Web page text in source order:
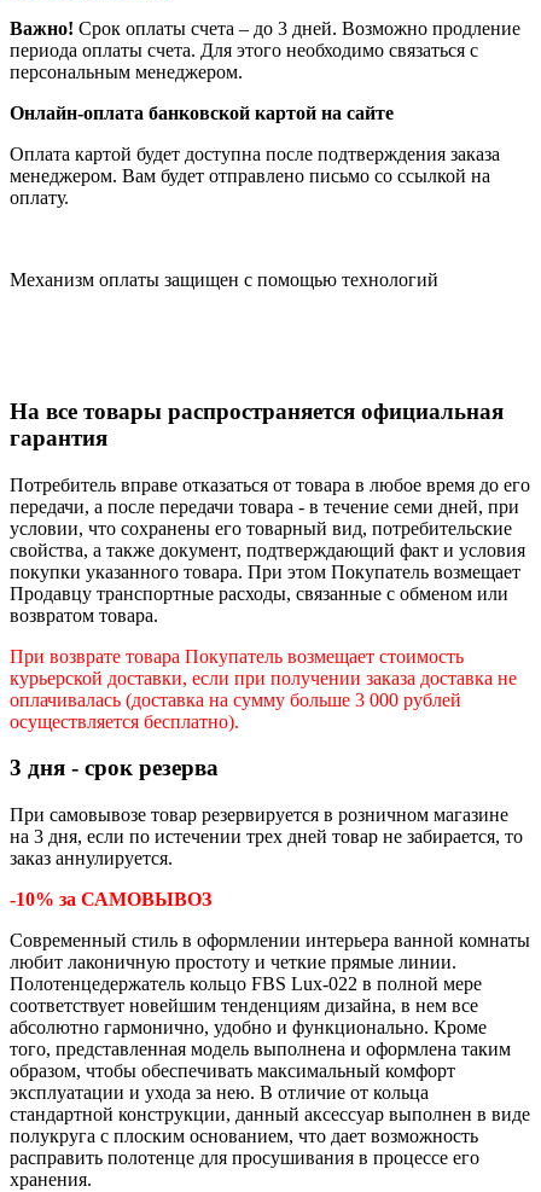
Важно! Срок оплаты счета – до 3 дней. Возможно продление
периода оплаты счета. Для этого необходимо связаться с
персональным менеджером.
Онлайн-оплата банковской картой на сайте
Оплата картой будет доступна после подтверждения заказа
менеджером. Вам будет отправлено письмо со ссылкой на
оплату.
Механизм оплаты защищен с помощью технологий
На все товары распространяется официальная
гарантия
Потребитель вправе отказаться от товара в любое время до его
передачи, а после передачи товара - в течение семи дней, при
условии, что сохранены его товарный вид, потребительские
свойства, а также документ, подтверждающий факт и условия
покупки указанного товара. При этом Покупатель возмещает
Продавцу транспортные расходы, связанные с обменом или
возвратом товара.
При возврате товара Покупатель возмещает стоимость
курьерской доставки, если при получении заказа доставка не
оплачивалась (доставка на сумму больше 3 000 рублей
осуществляется бесплатно).
3 дня - срок резерва
При самовывозе товар резервируется в розничном магазине
на 3 дня, если по истечении трех дней товар не забирается, то
заказ аннулируется.
-10% за САМОВЫВОЗ
Современный стиль в оформлении интерьера ванной комнаты
любит лаконичную простоту и четкие прямые линии.
Полотенцедержатель кольцо FBS Lux-022 в полной мере
соответствует новейшим тенденциям дизайна, в нем все
абсолютно гармонично, удобно и функционально. Кроме
того, представленная модель выполнена и оформлена таким
образом, чтобы обеспечивать максимальный комфорт
эксплуатации и ухода за нею. В отличие от кольца
стандартной конструкции, данный аксессуар выполнен в виде
полукруга с плоским основанием, что дает возможность
расправить полотенце для просушивания в процессе его
хранения.